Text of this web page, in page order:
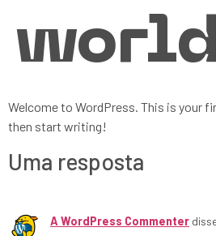
Welcome to WordPress. This is your
then start writing!
Uma resposta
A WordPress Commenter